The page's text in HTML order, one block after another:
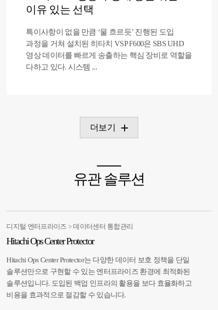
이유 있는 선택
특이사항이 없을 만큼 ‘물 흐르듯’ 진행된 도입
과정을 거쳐 설치된 히타치 VSP F600은 SBS UHD
영상 데이터를 빠르게 송출하는 핵심 장비로 역할을
다하고 있다. 시스템 ...
더보기
유관 솔루션
디지털 엔터프라이즈 > 데이터센터 통합관리
Hitachi Ops Center Protector
Hitachi Ops Center Protector는 다양한 데이터 보호 정책을 단일
솔루션만으로 구현할 수 있는 엔터프라이즈 환경에 최적화된
솔루션입니다. 도입된 백업 인프라의 활용을 보다 효율화하고
비용을 효과적으로 절감할 수 있습니다.